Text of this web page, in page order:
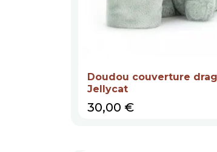
Doudou couverture
Jellycat
Prix
30,00 €